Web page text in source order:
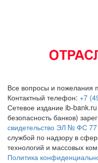
Все вопросы и пожелания
Контактный телефон: +7
Сетевое издание ib-
безопасность банков)
свидетельство ЭЛ № ФС
службой по надзору в
технологий и массовых
Политика